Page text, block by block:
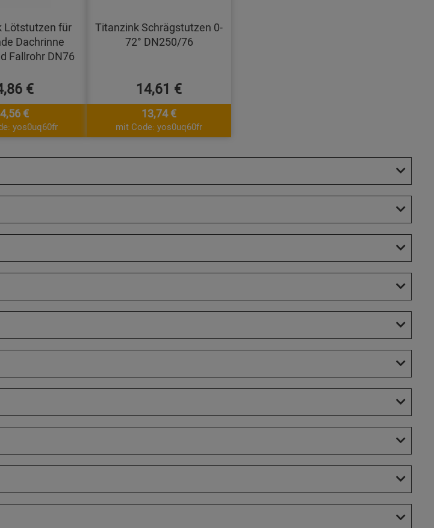
Lötstutzen für
Dachrinne
Fallrohr DN76
€
4,56 €
yos0uq60fr
Titanzink Schrägstutzen 0-
72° DN250/76
14,61 €
13,74 €
mit Code: yos0uq60fr